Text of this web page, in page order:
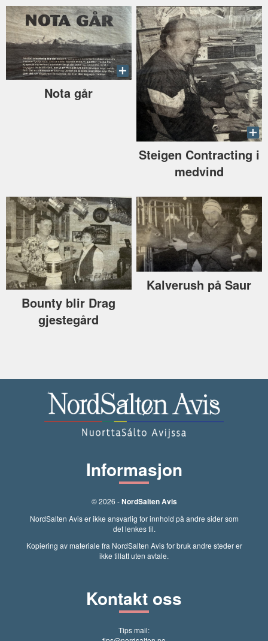
Nota går
Steigen Contracting i
medvind
Bounty blir Drag
gjestegård
Kalverush på Saur
Informasjon
© 2026 -NordSalten Avis
NordSalten Avis er ikke ansvarlig for innhold på andre sider som
det lenkes til.
Kopiering av materiale fra NordSalten Avis for bruk andre steder er
ikke tillatt uten avtale.
Kontakt oss
Tips mail: